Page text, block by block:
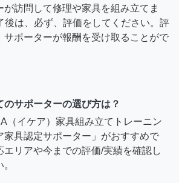
が訪問して修理や家具を組み立てま
後は、必ず、評価をしてください。評
サポーターが報酬を受け取ることがで
サポーターの選び方は？
（イケア）家具組み立てトレーニン
家具認定サポーター」がおすすめで
エリアや今までの評価/実績を確認し